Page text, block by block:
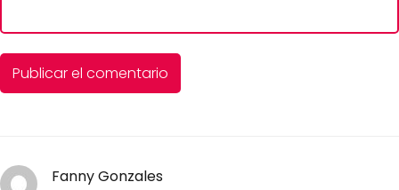
Fanny Gonzales